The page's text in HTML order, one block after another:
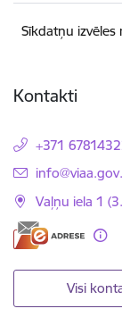
Sīkdatņu izvēles
Kontakti
+371
E-pasts:
Vaļņu iela 1
Visi